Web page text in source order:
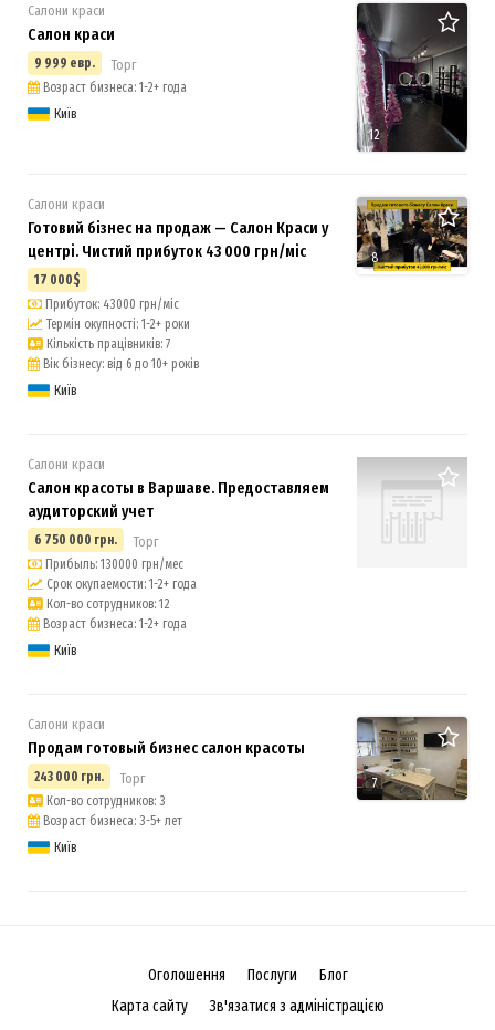
12
Салони краси
Салон краси
9 999 евр. Торг
Возраст бизнеса: 1-2+ года
Київ
8
Салони краси
Готовий бізнес на продаж — Салон Краси у
центрі. Чистий прибуток 43 000 грн/міс
17 000$
Прибуток: 43000 грн/міс
Термін окупності: 1-2+ роки
Кількість працівників: 7
Вік бізнесу: від 6 до 10+ років
Київ
Салони краси
Салон красоты в Варшаве. Предоставляем
аудиторский учет
6 750 000 грн. Торг
Прибыль: 130000 грн/мес
Срок окупаемости: 1-2+ года
Кол-во сотрудников: 12
Возраст бизнеса: 1-2+ года
Київ
7
Салони краси
Продам готовый бизнес салон красоты
243 000 грн. Торг
Кол-во сотрудников: 3
Возраст бизнеса: 3-5+ лет
Київ
Оголошення Послуги
Блог
Карта сайту
Зв'язатися з адміністрацією